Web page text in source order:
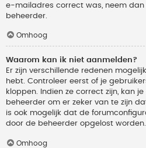
e-mailadres correct was, neem
beheerder.
Omhoog
Waarom kan ik niet aanmelden?
Er zijn verschillende redenen
hebt. Controleer eerst of je
kloppen. Indien ze correct zijn, kan
beheerder om er zeker van te zijn
is ook mogelijk dat de
door de beheerder opgelost worden.
Omhoog